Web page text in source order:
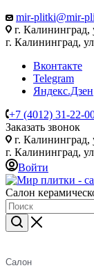
mir-plitki@mir-
г.
г. Калининград,
Вконтакте
Telegram
Яндекс.Дзен
+7 (4012) 31-22-
Заказать звонок
г.
г. Калининград,
Войти
Салон
Салон